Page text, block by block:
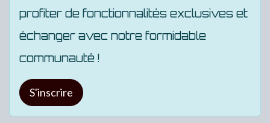
profiter de fonctionnalités exclusives et
échanger avec notre formidable
communauté !
S'inscrire